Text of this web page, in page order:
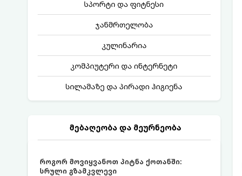
სპორტი და ფიტნესი
ჯანმრთელობა
კულინარია
კომპიუტერი და ინტერნეტი
სილამაზე და პირადი ჰიგიენა
მებაღეობა და მეურნეობა
როგორ მოვიყვანოთ პიტნა ქოთანში:
სრული გზამკვლევი